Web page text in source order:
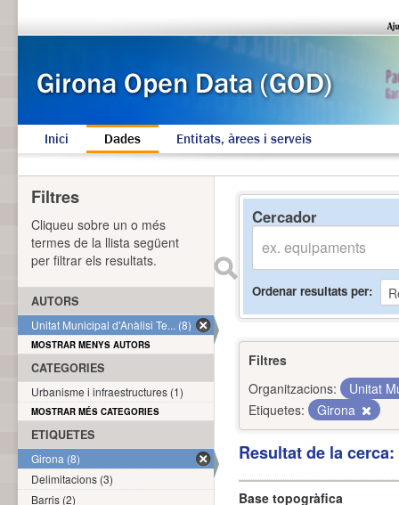
Inici Dades Entitats, àrees i serveis
Cercador
Ordenar resultats per
Filtres
Organitzacions:
Unitat
Etiquetes:
Girona
Resultat de la
Base topogràfica
Filtres
Cliqueu sobre un o més
termes de la llista següent
per filtrar els resultats.
AUTORS
Unitat Municipal d'Anàlisi Te... (8)
MOSTRAR MENYS AUTORS
CATEGORIES
Urbanisme i infraestructures (1)
MOSTRAR MÉS CATEGORIES
ETIQUETES
Girona (8)
Delimitacions (3)
Barris (2)